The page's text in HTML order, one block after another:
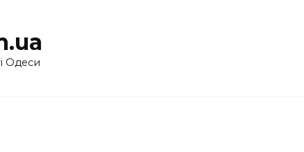
Одеси